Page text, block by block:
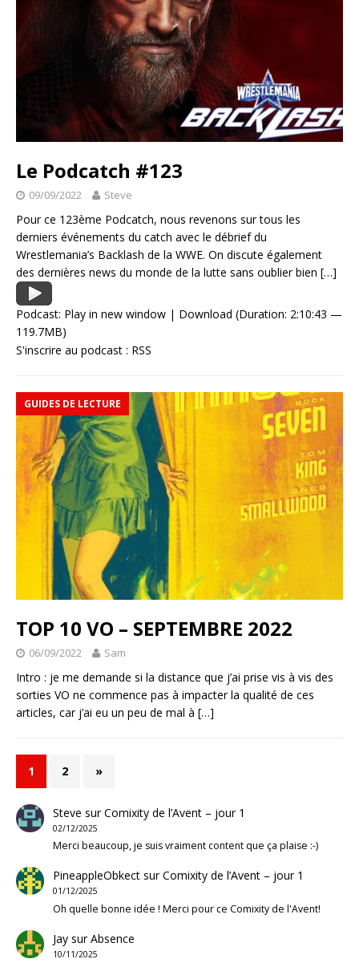
Le Podcatch #123
09/09/2022 Steve
Pour ce 123ème Podcatch, nous revenons sur tous les
derniers événements du catch avec le débrief du
Wrestlemania’s Backlash de la WWE. On discute également
des dernières news du monde de la lutte sans oublier bien […]
Podcast: Play in new window | Download (Duration: 2:10:43 —
119.7MB)
S'inscrire au podcast : RSS
GUIDES DE LECTURE
TOP 10 VO – SEPTEMBRE 2022
06/09/2022 Sam
Intro : je me demande si la distance que j’ai prise vis à vis des
sorties VO ne commence pas à impacter la qualité de ces
articles, car j’ai eu un peu de mal à […]
1 2 »
Steve surComixity de l’Avent – jour 1
02/12/2025
Merci beaucoup, je suis vraiment content que ça plaise :-)
PineappleObkectsurComixity de l’Avent – jour 1
01/12/2025
Oh quelle bonne idée ! Merci pour ce Comixity de l'Avent!
JaysurAbsence
10/11/2025